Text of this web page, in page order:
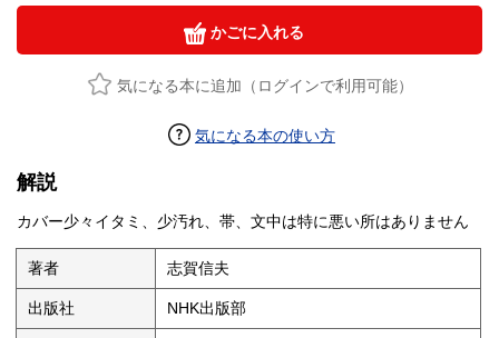
かごに入れる
気になる本に追加（ログインで利用可能）
気になる本の使い方
解説
カバー少々イタミ、少汚れ、帯、文中は特に悪い所はありません
著者 志賀信夫
出版社 NHK出版部